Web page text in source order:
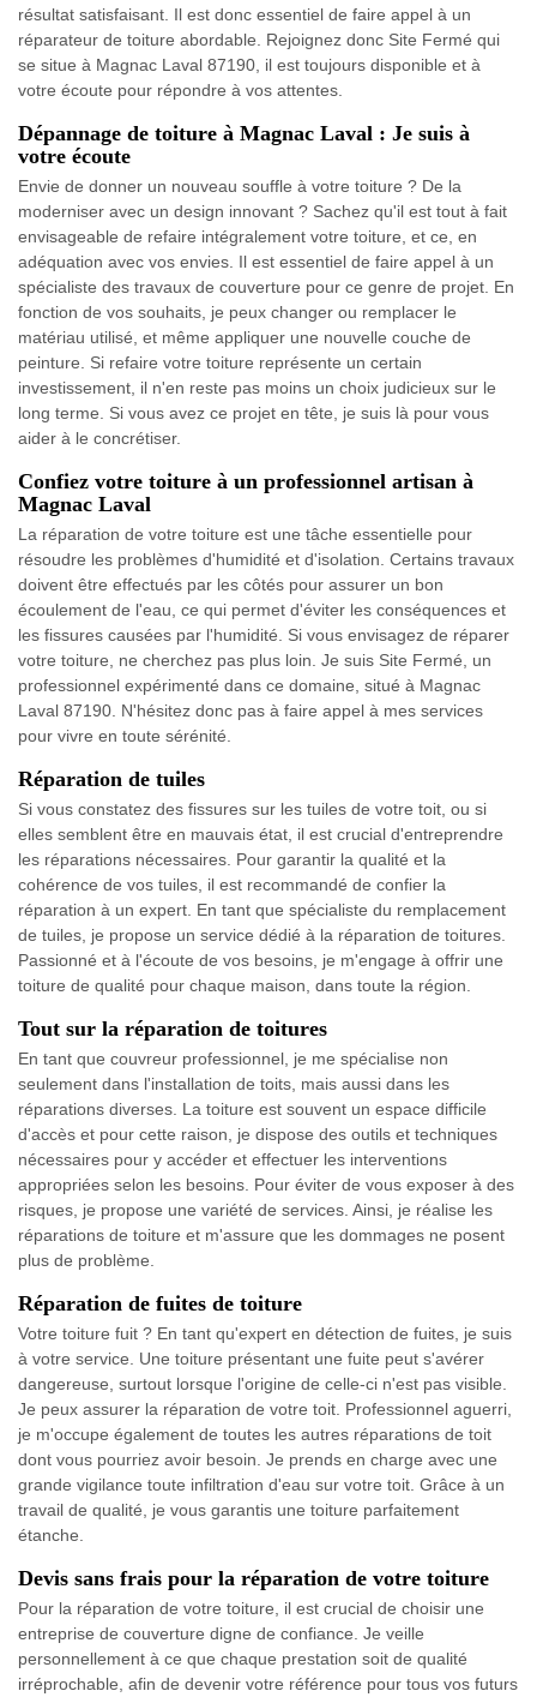
résultat satisfaisant. Il est donc essentiel de faire appel à un
réparateur de toiture abordable. Rejoignez donc Site Fermé qui
se situe à Magnac Laval 87190, il est toujours disponible et à
votre écoute pour répondre à vos attentes.
Dépannage de toiture à Magnac Laval : Je suis à
votre écoute
Envie de donner un nouveau souffle à votre toiture ? De la
moderniser avec un design innovant ? Sachez qu'il est tout à fait
envisageable de refaire intégralement votre toiture, et ce, en
adéquation avec vos envies. Il est essentiel de faire appel à un
spécialiste des travaux de couverture pour ce genre de projet. En
fonction de vos souhaits, je peux changer ou remplacer le
matériau utilisé, et même appliquer une nouvelle couche de
peinture. Si refaire votre toiture représente un certain
investissement, il n'en reste pas moins un choix judicieux sur le
long terme. Si vous avez ce projet en tête, je suis là pour vous
aider à le concrétiser.
Confiez votre toiture à un professionnel artisan à
Magnac Laval
La réparation de votre toiture est une tâche essentielle pour
résoudre les problèmes d'humidité et d'isolation. Certains travaux
doivent être effectués par les côtés pour assurer un bon
écoulement de l'eau, ce qui permet d'éviter les conséquences et
les fissures causées par l'humidité. Si vous envisagez de réparer
votre toiture, ne cherchez pas plus loin. Je suis Site Fermé, un
professionnel expérimenté dans ce domaine, situé à Magnac
Laval 87190. N'hésitez donc pas à faire appel à mes services
pour vivre en toute sérénité.
Réparation de tuiles
Si vous constatez des fissures sur les tuiles de votre toit, ou si
elles semblent être en mauvais état, il est crucial d'entreprendre
les réparations nécessaires. Pour garantir la qualité et la
cohérence de vos tuiles, il est recommandé de confier la
réparation à un expert. En tant que spécialiste du remplacement
de tuiles, je propose un service dédié à la réparation de toitures.
Passionné et à l'écoute de vos besoins, je m'engage à offrir une
toiture de qualité pour chaque maison, dans toute la région.
Tout sur la réparation de toitures
En tant que couvreur professionnel, je me spécialise non
seulement dans l'installation de toits, mais aussi dans les
réparations diverses. La toiture est souvent un espace difficile
d'accès et pour cette raison, je dispose des outils et techniques
nécessaires pour y accéder et effectuer les interventions
appropriées selon les besoins. Pour éviter de vous exposer à des
risques, je propose une variété de services. Ainsi, je réalise les
réparations de toiture et m'assure que les dommages ne posent
plus de problème.
Réparation de fuites de toiture
Votre toiture fuit ? En tant qu'expert en détection de fuites, je suis
à votre service. Une toiture présentant une fuite peut s'avérer
dangereuse, surtout lorsque l'origine de celle-ci n'est pas visible.
Je peux assurer la réparation de votre toit. Professionnel aguerri,
je m'occupe également de toutes les autres réparations de toit
dont vous pourriez avoir besoin. Je prends en charge avec une
grande vigilance toute infiltration d'eau sur votre toit. Grâce à un
travail de qualité, je vous garantis une toiture parfaitement
étanche.
Devis sans frais pour la réparation de votre toiture
Pour la réparation de votre toiture, il est crucial de choisir une
entreprise de couverture digne de confiance. Je veille
personnellement à ce que chaque prestation soit de qualité
irréprochable, afin de devenir votre référence pour tous vos futurs